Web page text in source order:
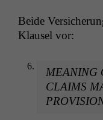
Bei­de
Klausel vor:
MEANING
CLAIMS